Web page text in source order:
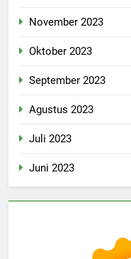
November 2023
Oktober 2023
September 2023
Agustus 2023
Juli 2023
Juni 2023